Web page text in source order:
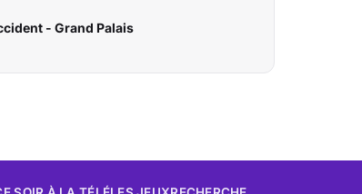
- Grand Palais